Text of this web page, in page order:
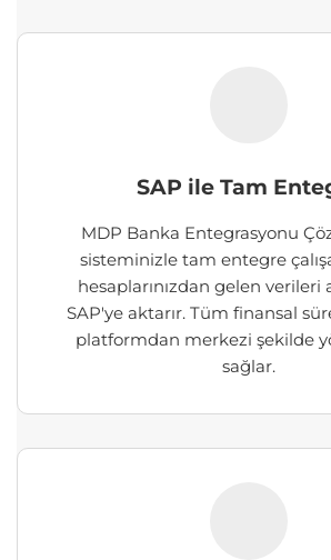
SAP ile Tam
MDP Banka Entegrasyonu
sisteminizle tam entegre
hesaplarınızdan gelen verileri
SAP'ye aktarır. Tüm finansal
platformdan merkezi şekilde
sağlar.